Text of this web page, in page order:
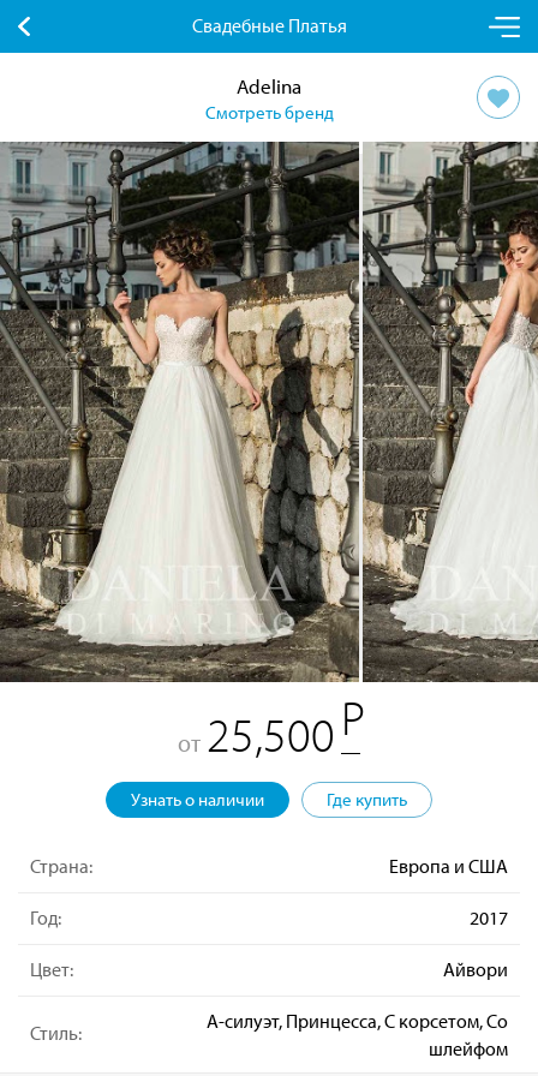
Свадебные Платья
Adelina
Смотреть бренд
от 25,500
Узнать о наличии Где купить
Страна: Европа и США
Год: 2017
Цвет: Айвори
Стиль:
А-силуэт, Принцесса, С корсетом, Со
шлейфом